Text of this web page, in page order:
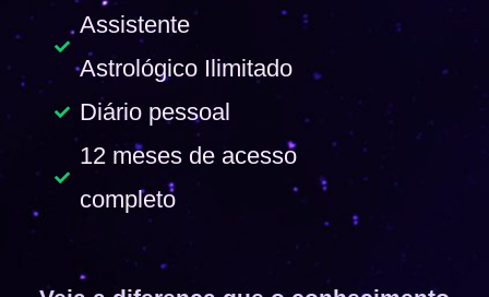
Assistente
Astrológico Ilimitado
Diário pessoal
12 meses de acesso
completo